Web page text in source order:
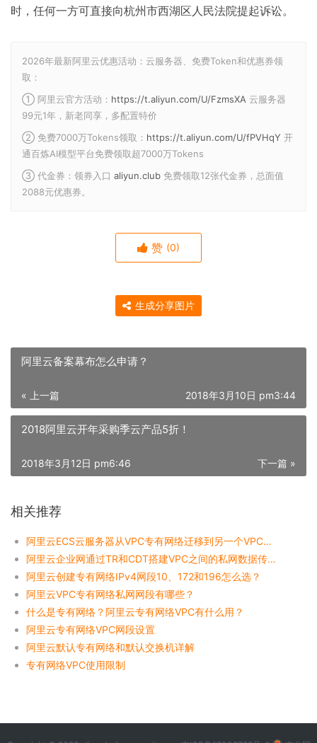
时，任何一方可直接向杭州市西湖区人民法院提起诉讼。
2026年最新阿里云优惠活动：云服务器、免费Token和优惠券领
取：
① 阿里云官方活动： https://t.aliyun.com/U/FzmsXA 云服务器
99元1年，新老同享，多配置特价
② 免费7000万Tokens领取： https://t.aliyun.com/U/fPVHqY 开
通百炼AI模型平台免费领取超7000万Tokens
③ 代金券：领券入口 aliyun.club 免费领取12张代金券，总面值
2088元优惠券。
赞 (0)
生成分享图片
阿里云备案幕布怎么申请？
« 上一篇 2018年3月10日 pm3:44
2018阿里云开年采购季云产品5折！
下一篇 »
2018年3月12日 pm6:46
相关推荐
阿里云ECS云服务器从VPC专有网络迁移到另一个VPC中？
阿里云企业网通过TR和CDT搭建VPC之间的私网数据传输（跨地域和同地域）
阿里云创建专有网络IPv4网段10、172和196怎么选？
阿里云VPC专有网络私网网段有哪些？
什么是专有网络？阿里云专有网络VPC有什么用？
阿里云专有网络VPC网段设置
阿里云默认专有网络和默认交换机详解
专有网络VPC使用限制